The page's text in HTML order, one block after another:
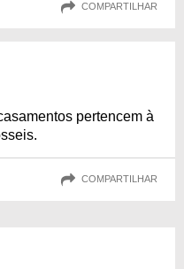
COMPARTILHAR
pertencem à
COMPARTILHAR